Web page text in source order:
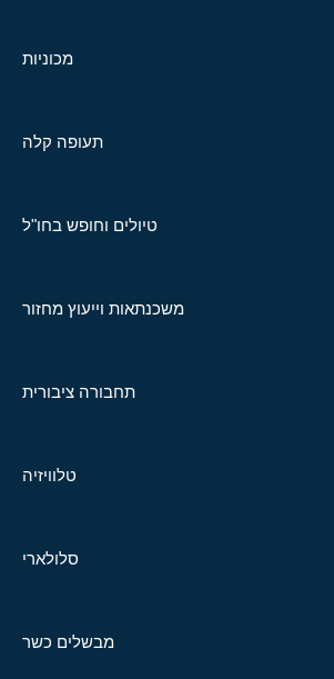
מכוניות
תעופה קלה
טיולים וחופש בחו"ל
משכנתאות וייעוץ מחזור
תחבורה ציבורית
טלוויזיה
סלולארי
מבשלים כשר